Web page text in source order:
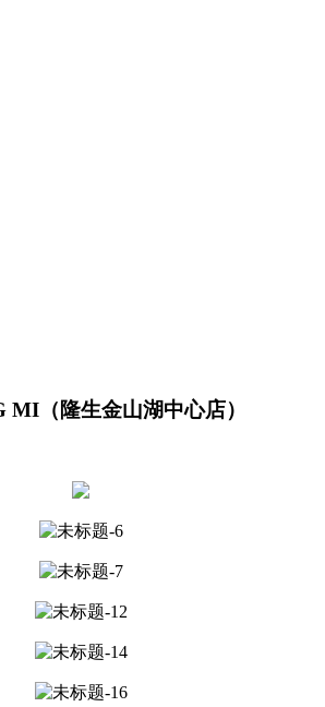
（隆生金山湖中心店）